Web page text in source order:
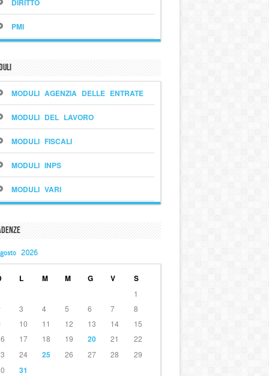
DIRITTO
PMI
MODULI AGENZIA DELLE ENTRATE
MODULI DEL LAVORO
MODULI FISCALI
MODULI INPS
MODULI VARI
2026
L M M G V S
1
3 4 5 6 7
8
10 11 12 13 14
15
17 18 19 20 21
22
24 25 26 27 28
29
31